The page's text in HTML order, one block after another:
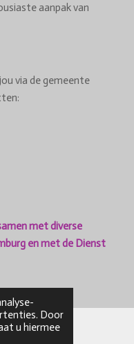
Door
u hiermee
aanpak van
via de gemeente
met diverse
en met de Dienst